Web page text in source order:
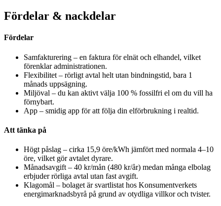
Fördelar & nackdelar
Fördelar
Samfakturering – en faktura för elnät och elhandel, vilket
förenklar administrationen.
Flexibilitet – rörligt avtal helt utan bindningstid, bara 1
månads uppsägning.
Miljöval – du kan aktivt välja 100 % fossilfri el om du vill ha
förnybart.
App – smidig app för att följa din elförbrukning i realtid.
Att tänka på
Högt påslag – cirka 15,9 öre/kWh jämfört med normala 4–10
öre, vilket gör avtalet dyrare.
Månadsavgift – 40 kr/mån (480 kr/år) medan många elbolag
erbjuder rörliga avtal utan fast avgift.
Klagomål – bolaget är svartlistat hos Konsumentverkets
energimarknadsbyrå på grund av otydliga villkor och tvister.